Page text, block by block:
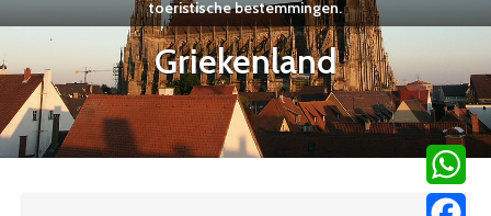
toeristische bestemmingen.
Griekenland